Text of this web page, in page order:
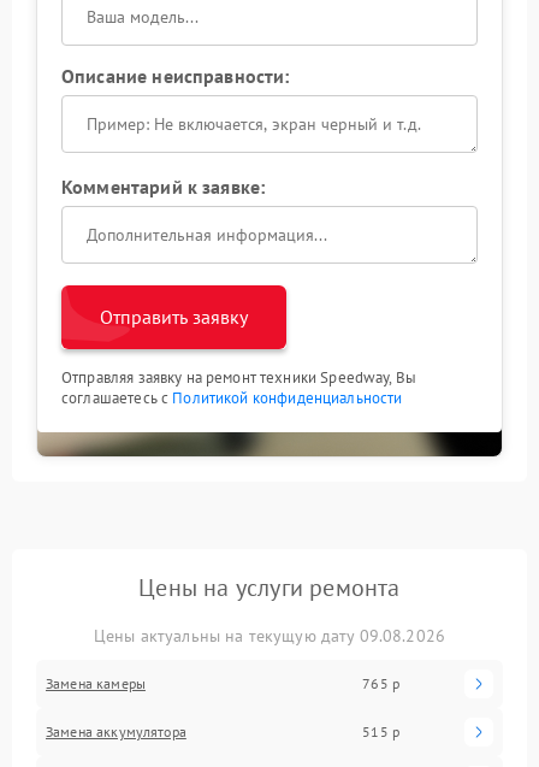
Описание неисправности:
Комментарий к заявке:
Отправить заявку
Отправляя заявку на ремонт техники Speedway, Вы
соглашаетесь с Политикой конфиденциальности
Цены на услуги ремонта
Цены актуальны на текущую дату 09.08.2026
Замена камеры 765 р
Замена аккумулятора 515 р